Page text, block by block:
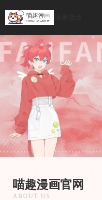
喵
喵趣漫画官网
ABOUT US